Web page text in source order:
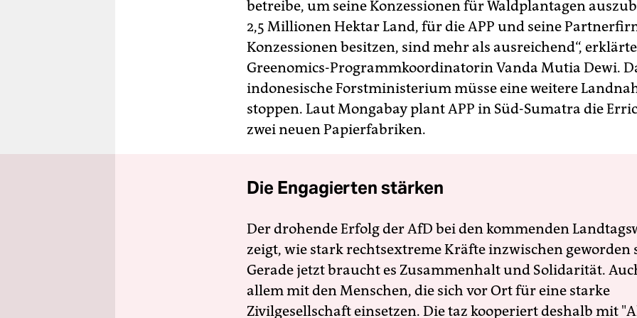
betreibe, um seine Konzessionen für Waldplantagen
2,5 Millionen Hektar Land, für die APP und seine
Konzessionen besitzen, sind mehr als ausreichend“, erklärte
Greenomics-Programmkoordinatorin Vanda Mutia Dewi.
indonesische Forstministerium müsse eine weitere
stoppen. Laut Mongabay plant APP in Süd-Sumatra die
zwei neuen Papierfabriken.
Die Engagierten stärken
Der drohende Erfolg der AfD bei den kommenden
zeigt, wie stark rechtsextreme Kräfte inzwischen geworden
Gerade jetzt braucht es Zusammenhalt und Solidarität.
allem mit den Menschen, die sich vor Ort für eine starke
Zivilgesellschaft einsetzen. Die taz kooperiert deshalb mit